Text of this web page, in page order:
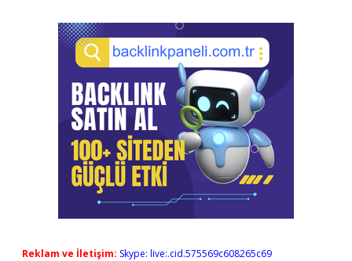
Reklam ve İletişim: Skype: live:.cid.575569c608265c69